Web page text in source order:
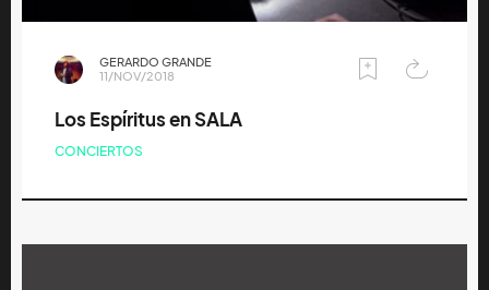
GERARDO GRANDE
11/NOV/2018
Los Espíritus en SALA
CONCIERTOS